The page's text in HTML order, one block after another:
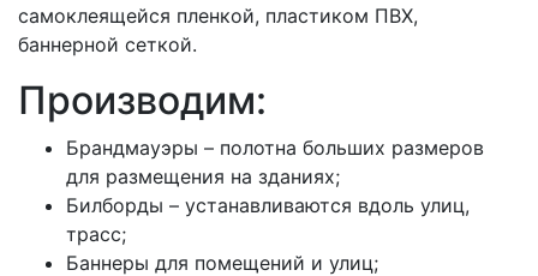
самоклеящейся пленкой, пластиком ПВХ,
баннерной сеткой.
Производим:
Брандмауэры – полотна больших размеров
для размещения на зданиях;
Билборды – устанавливаются вдоль улиц,
трасс;
Баннеры для помещений и улиц;